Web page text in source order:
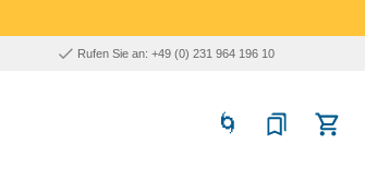
Rufen Sie an: +49 (0) 231 964 196 10